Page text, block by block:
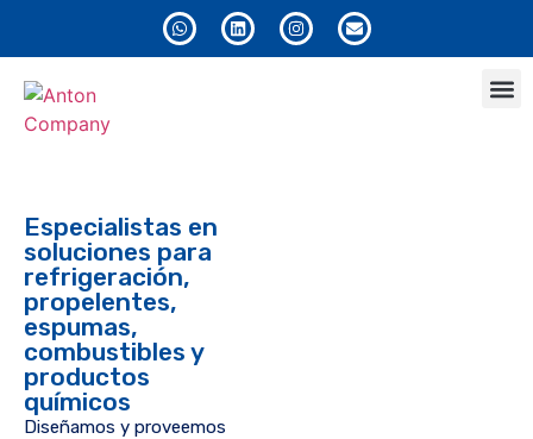
Especialistas en
soluciones para
refrigeración,
propelentes,
espumas,
combustibles y
productos
químicos
Diseñamos y proveemos